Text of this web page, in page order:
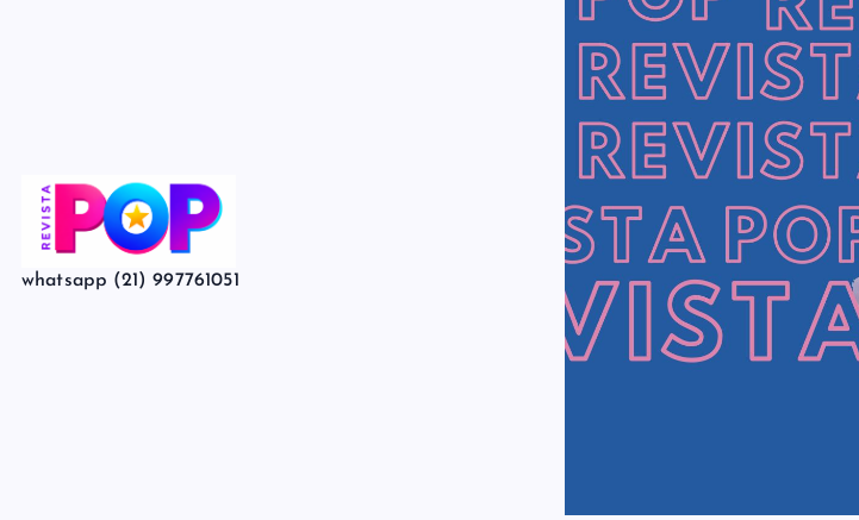
whatsapp (21) 997761051